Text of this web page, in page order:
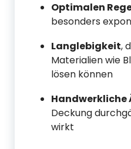
Optimalen
besonders
Langlebigkeit,
Materialien wie
lösen können
Handwerkliche
Deckung
wirkt